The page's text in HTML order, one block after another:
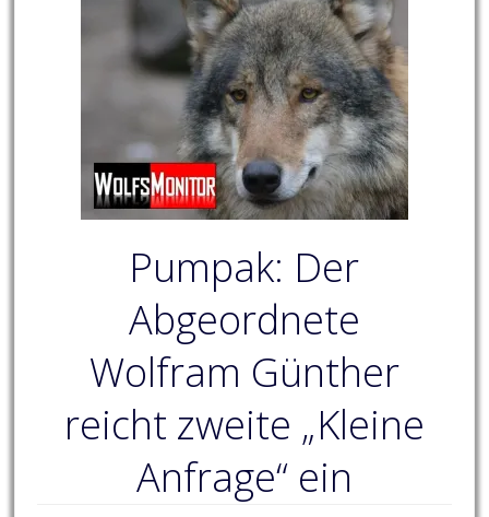
Pumpak: Der
Abgeordnete
Wolfram Günther
reicht zweite „Kleine
Anfrage“ ein